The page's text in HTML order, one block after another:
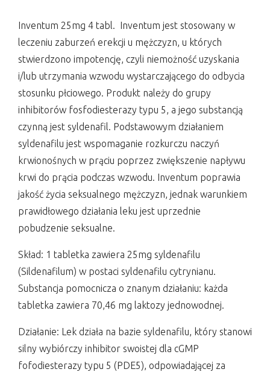
Inventum 25mg 4 tabl. Inventum jest stosowany w
leczeniu zaburzeń erekcji u mężczyzn, u których
stwierdzono impotencję, czyli niemożność uzyskania
i/lub utrzymania wzwodu wystarczającego do odbycia
stosunku płciowego. Produkt należy do grupy
inhibitorów fosfodiesterazy typu 5, a jego substancją
czynną jest syldenafil. Podstawowym działaniem
syldenafilu jest wspomaganie rozkurczu naczyń
krwionośnych w prąciu poprzez zwiększenie napływu
krwi do prącia podczas wzwodu. Inventum poprawia
jakość życia seksualnego mężczyzn, jednak warunkiem
prawidłowego działania leku jest uprzednie
pobudzenie seksualne.
Skład: 1 tabletka zawiera 25mg syldenafilu
(Sildenafilum) w postaci syldenafilu cytrynianu.
Substancja pomocnicza o znanym działaniu: każda
tabletka zawiera 70,46 mg laktozy jednowodnej.
Działanie: Lek działa na bazie syldenafilu, który stanowi
silny wybiórczy inhibitor swoistej dla cGMP
fofodiesterazy typu 5 (PDE5), odpowiadającej za